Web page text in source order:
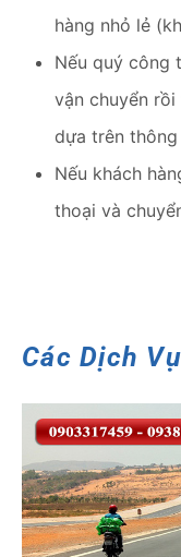
hàng nhỏ lẻ
Nếu quý công
vận chuyển
dựa trên
Nếu khách
thoại và
Các Dịch